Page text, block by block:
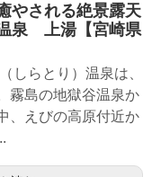
やされる絶景露天
泉 上湯【宮崎県
らとり）温泉は、
霧島の地獄谷温泉か
、えびの高原付近か